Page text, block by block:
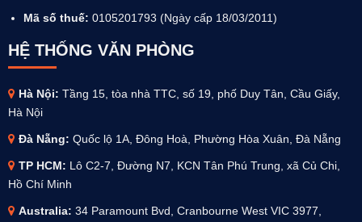
Mã số thuế: 0105201793 (Ngày cấp 18/03/2011)
HỆ THỐNG VĂN PHÒNG
Hà Nội: Tầng 15, tòa nhà TTC, số 19, phố Duy Tân, Cầu Giấy,
Hà Nội
Đà Nẵng: Quốc lộ 1A, Đông Hoà, Phường Hòa Xuân, Đà Nẵng
TP HCM: Lô C2-7, Đường N7, KCN Tân Phú Trung, xã Củ Chi,
Hồ Chí Minh
Australia: 34 Paramount Bvd, Cranbourne West VIC 3977,